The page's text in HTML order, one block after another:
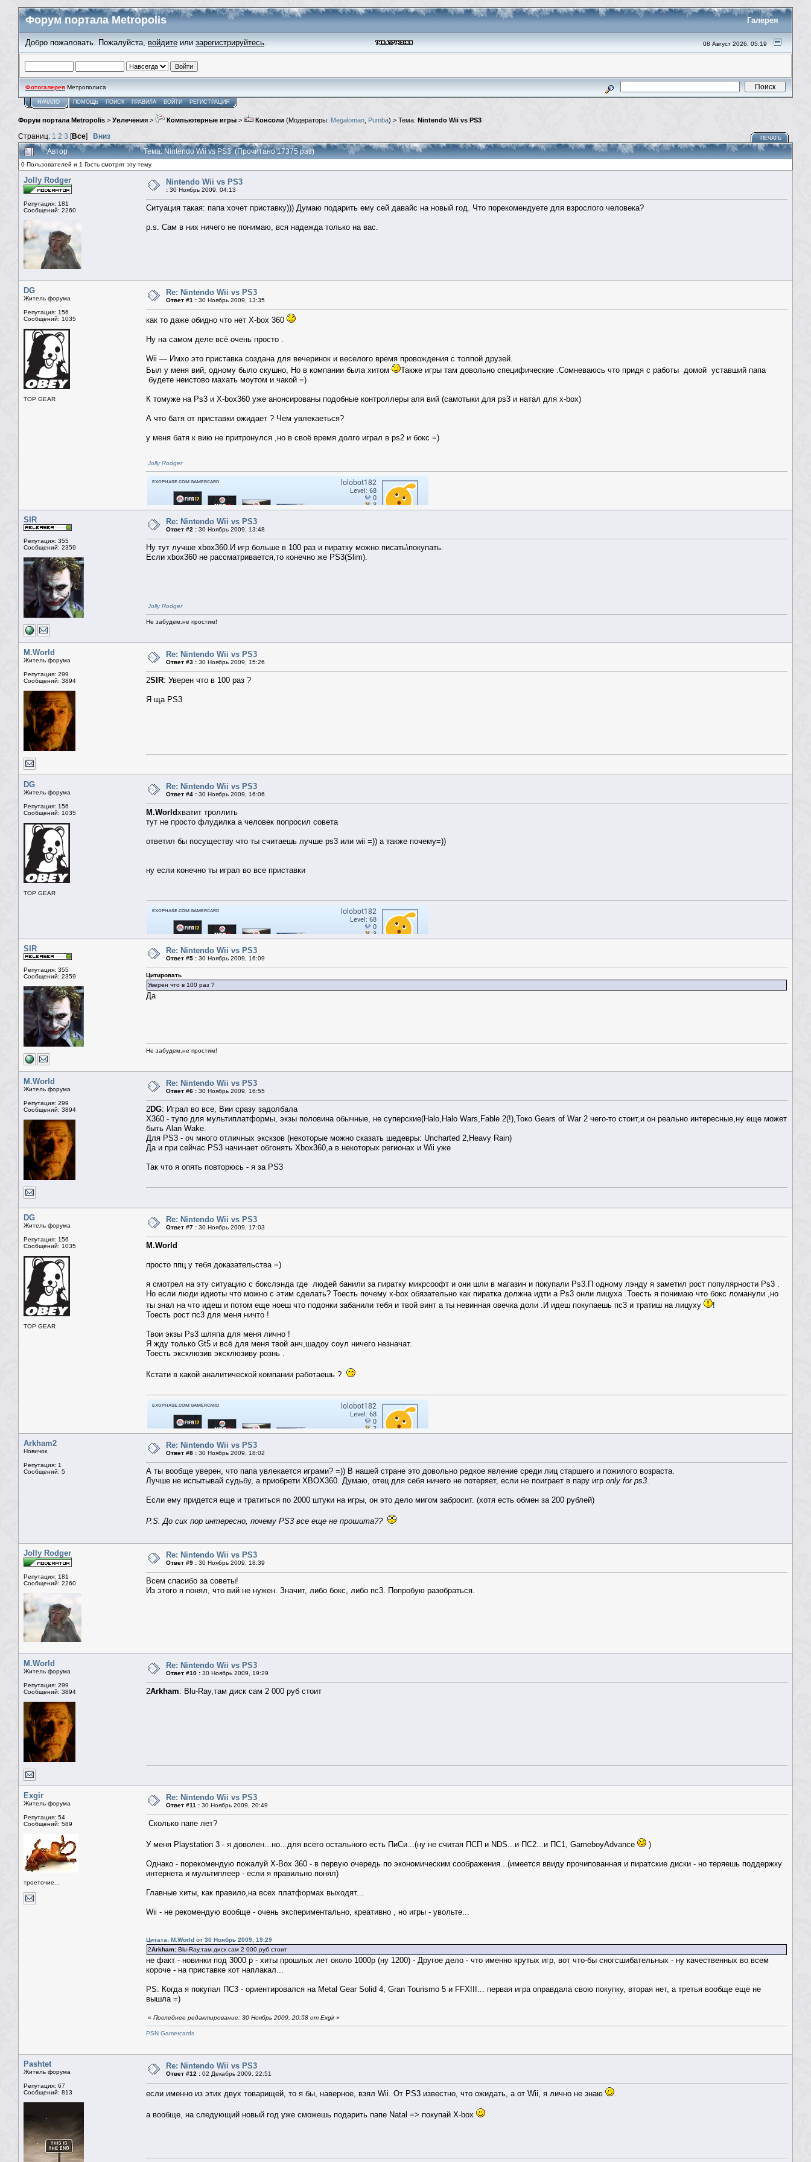
Форум портала Metropolis Галерея
Добро пожаловать. Пожалуйста, войдите или зарегистрируйтесь. 08 Август 2026, 05:19
Фотогалерея Метрополиса
НАЧАЛО ПОМОЩЬ ПОИСК ПРАВИЛА ВОЙТИ РЕГИСТРАЦИЯ
Форум портала Metropolis > Увлечения > Компьютерные игры > Консоли (Модераторы: Megaloman Pumba) > Тема: Nintendo Wii vs PS3
Страниц: 1 2 3 [Все] Вниз ПЕЧАТЬ
Автор Тема: Nintendo Wii vs PS3 (Прочитано 17375 раз)
0 Пользователей и 1 Гость смотрят эту тему.
Jolly Rodger
Репутация: 181
Сообщений: 2260
Nintendo Wii vs PS3
: 30 Ноябрь 2009, 04:13
Ситуация такая: папа хочет приставку))) Думаю подарить ему сей давайс на новый год. Что порекомендуете для взрослого человека?
p.s. Сам в них ничего не понимаю, вся надежда только на вас.
DG
Житель форума
Репутация: 156
Сообщений: 1035
TOP GEAR
Re: Nintendo Wii vs PS3
Ответ #1 : 30 Ноябрь 2009, 13:35
как то даже обидно что нет X-box 360
Ну на самом деле всё очень просто .
Wii — Имхо это приставка создана для вечеринок и веселого время провождения с толпой друзей.
Был у меня вий, одному было скушно, Но в компании была хитом
Также игры там довольно специфические .Сомневаюсь что придя с работы домой уставший папа
будете неистово махать моутом и чакой =)
К томуже на Ps3 и X-box360 уже анонсированы подобные контроллеры аля вий (самотыки для ps3 и натал для x-box)
А что батя от приставки ожидает ? Чем увлекаеться?
у меня батя к вию не притронулся ,но в своё время долго играл в ps2 и бокс =)
Jolly Rodger
SIR
Репутация: 355
Сообщений: 2359
Re: Nintendo Wii vs PS3
Ответ #2 : 30 Ноябрь 2009, 13:48
Ну тут лучше xbox360.И игр больше в 100 раз и пиратку можно писать\покупать.
Если xbox360 не рассматривается,то конечно же PS3(Slim).
Jolly Rodger
Не забудем,не простим!
M.World
Житель форума
Репутация: 299
Сообщений: 3894
Re: Nintendo Wii vs PS3
Ответ #3 : 30 Ноябрь 2009, 15:26
2SIR: Уверен что в 100 раз ?
Я ща PS3
DG
Житель форума
Репутация: 156
Сообщений: 1035
TOP GEAR
Re: Nintendo Wii vs PS3
Ответ #4 : 30 Ноябрь 2009, 16:06
M.Worldхватит троллить
тут не просто флудилка а человек попросил совета
ответил бы посуществу что ты считаешь лучше ps3 или wii =)) а также почему=))
ну если конечно ты играл во все приставки
SIR
Репутация: 355
Сообщений: 2359
Re: Nintendo Wii vs PS3
Ответ #5 : 30 Ноябрь 2009, 16:09
Цитировать
Уверен что в 100 раз ?
Да
Не забудем,не простим!
M.World
Житель форума
Репутация: 299
Сообщений: 3894
Re: Nintendo Wii vs PS3
Ответ #6 : 30 Ноябрь 2009, 16:55
2DG: Играл во все, Вии сразу задолбала
Х360 - тупо для мультиплатформы, экзы половина обычные, не суперские(Halo,Halo Wars,Fable 2(!),Токо Gears of War 2 чего-то стоит,и он реально интересные,ну еще может
быть Alan Wake.
Для PS3 - оч много отличных экскзов (некоторые можно сказать шедевры: Uncharted 2,Heavy Rain)
Да и при сейчас PS3 начинает обгонять Xbox360,а в некоторых регионах и Wii уже
Так что я опять повторюсь - я за PS3
DG
Житель форума
Репутация: 156
Сообщений: 1035
TOP GEAR
Re: Nintendo Wii vs PS3
Ответ #7 : 30 Ноябрь 2009, 17:03
M.World
просто ппц у тебя доказательства =)
я смотрел на эту ситуацию с бокслэнда где людей банили за пиратку микрсоофт и они шли в магазин и покупали Ps3.П одному лэнду я заметил рост популярности Ps3 .
Но если люди идиоты что можно с этим сделать? Тоесть почему x-box обязательно как пиратка должна идти а Ps3 онли лицуха .Тоесть я понимаю что бокс ломанули ,но
ты знал на что идеш и потом еще ноеш что подонки забанили тебя и твой винт а ты невинная овечка доли .И идеш покупаешь пс3 и тратиш на лицуху
!
Тоесть рост пс3 для меня ничто !
Твои экзы Ps3 шляпа для меня лично !
Я жду только Gt5 и всё для меня твой анч,шадоу соул ничего незначат.
Тоесть эксклюзив эксклюзиву рознь .
Кстати в какой аналитической компании работаешь ?
Arkham2
Новичок
Репутация: 1
Сообщений: 5
Re: Nintendo Wii vs PS3
Ответ #8 : 30 Ноябрь 2009, 18:02
А ты вообще уверен, что папа увлекается играми? =)) В нашей стране это довольно редкое явление среди лиц старшего и пожилого возраста.
Лучше не испытывай судьбу, а приобрети XBOX360. Думаю, отец для себя ничего не потеряет, если не поиграет в пару игр only for ps3.
Если ему придется еще и тратиться по 2000 штуки на игры, он это дело мигом забросит. (хотя есть обмен за 200 рублей)
P.S. До сих пор интересно, почему PS3 все еще не прошита??
Jolly Rodger
Репутация: 181
Сообщений: 2260
Re: Nintendo Wii vs PS3
Ответ #9 : 30 Ноябрь 2009, 18:39
Всем спасибо за советы!
Из этого я понял, что вий не нужен. Значит, либо бокс, либо пс3. Попробую разобраться.
M.World
Житель форума
Репутация: 299
Сообщений: 3894
Re: Nintendo Wii vs PS3
Ответ #10 : 30 Ноябрь 2009, 19:29
2Arkham: Blu-Ray,там диск сам 2 000 руб стоит
Exgir
Житель форума
Репутация: 54
Сообщений: 589
троеточие...
Re: Nintendo Wii vs PS3
Ответ #11 : 30 Ноябрь 2009, 20:49
Сколько папе лет?
У меня Playstation 3 - я доволен...но...для всего остального есть ПиСи...(ну не считая ПСП и NDS...и ПС2...и ПС1, GameboyAdvance )
Однако - порекомендую пожалуй X-Box 360 - в первую очередь по экономическим соображения...(имеется ввиду прочипованная и пиратские диски - но теряешь поддержку
интернета и мультиплеер - если я правильно понял)
Главные хиты, как правило,на всех платформах выходят...
Wii - не рекомендую вообще - очень экспериментально, креативно , но игры - увольте...
Цитата: M.World от 30 Ноябрь 2009, 19:29
2Arkham: Blu-Ray,там диск сам 2 000 руб стоит
не факт - новинки под 3000 р - хиты прошлых лет около 1000р (ну 1200) - Другое дело - что именно крутых игр, вот что-бы сногсшибательных - ну качественных во всем
короче - на приставке кот наплакал...
PS: Когда я покупал ПС3 - ориентировался на Metal Gear Solid 4, Gran Tourismo 5 и FFXIII... первая игра оправдала свою покупку, вторая нет, а третья вообще еще не
вышла =)
« Последнее редактирование: 30 Ноябрь 2009, 20:58 от Exgir»
PSN Gamercards
Pashtet
Житель форума
Репутация: 67
Сообщений: 813
Re: Nintendo Wii vs PS3
Ответ #12 : 02 Декабрь 2009, 22:51
если именно из этих двух товарищей, то я бы, наверное, взял Wii. От PS3 известно, что ожидать, а от Wii, я лично не знаю .
а вообще, на следующий новый год уже сможешь подарить папе Natal => покупай X-box